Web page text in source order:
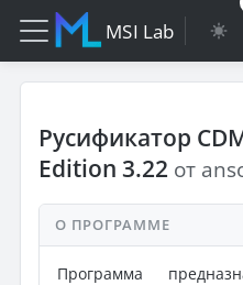
MSI Lab
Русификатор
Edition 3.22 от
О ПРОГРАММЕ
Программа